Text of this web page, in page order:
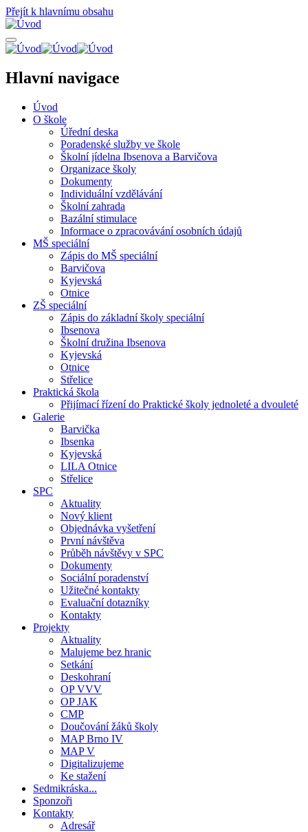
Přejít k hlavnímu obsahu
Hlavní navigace
Úvod
O škole
Úřední deska
Poradenské služby ve škole
Školní jídelna Ibsenova a Barvičova
Organizace školy
Dokumenty
Individuální vzdělávání
Školní zahrada
Bazální stimulace
Informace o zpracovávání osobních údajů
MŠ speciální
Zápis do MŠ speciální
Barvičova
Kyjevská
Otnice
ZŠ speciální
Zápis do základní školy speciální
Ibsenova
Školní družina Ibsenova
Kyjevská
Otnice
Střelice
Praktická škola
Přijímací řízení do Praktické školy jednoleté a dvouleté
Galerie
Barvička
Ibsenka
Kyjevská
LILA Otnice
Střelice
SPC
Aktuality
Nový klient
Objednávka vyšetření
První návštěva
Průběh návštěvy v SPC
Dokumenty
Sociální poradenství
Užitečné kontakty
Evaluační dotazníky
Kontakty
Projekty
Aktuality
Malujeme bez hranic
Setkání
Deskohraní
OP VVV
OP JAK
CMP
Doučování žáků školy
MAP Brno IV
MAP V
Digitalizujeme
Ke stažení
Sedmikráska...
Sponzoři
Kontakty
Adresář